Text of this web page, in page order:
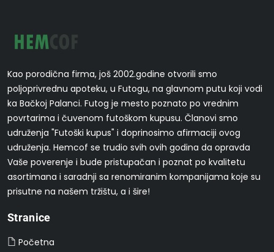
Kao porodična firma, još 2002.godine otvorili smo
poljoprivrednu apoteku, u Futogu, na glavnom putu koji vodi
ka Bačkoj Palanci. Futog je mesto poznato po vrednim
povrtarima i čuvenom futoškom kupusu. Članovi smo
udruženja "Futoški kupus" i doprinosimo afirmaciji ovog
udruženja. Hemcof se trudio svih ovih godina da opravda
Vaše poverenje i bude pristupačan i poznat po kvalitetu
asortimana i saradnji sa renomiranim kompanijama koje su
prisutne na našem tržištu, a i šire!
Stranice
Početna